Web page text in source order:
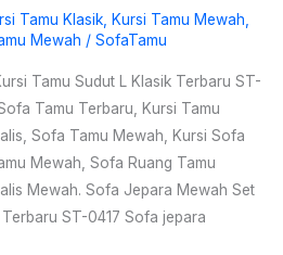
Tamu Klasik Kursi Tamu Mewah
Mewah / SofaTamu
Tamu Sudut L Klasik Terbaru ST-
Tamu Terbaru, Kursi Tamu
Sofa Tamu Mewah, Kursi Sofa
Mewah, Sofa Ruang Tamu
Mewah. Sofa Jepara Mewah Set
ST-0417 Sofa jepara